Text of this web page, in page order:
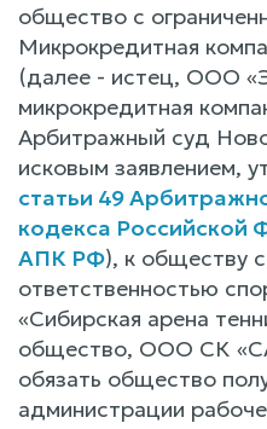
общество с
Микрокредитная
(далее - истец, ООО
микрокредитная
Арбитражный суд
исковым заявлением,
статьи 49
кодекса Российской
АПК РФ), к обществу
ответственностью
«Сибирская арена
общество, ООО СК
обязать общество
администрации